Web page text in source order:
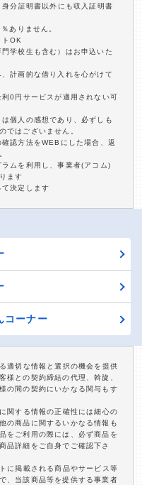
分証明書以外にも収入証明書
ありません。
トOK
学校生も含む）はお申込いた
計画的な借り入れを心がけて
0円サービスが適用されない可
個人の感想であり、必ずしも
ではございません。
認方法をWEBにした場合、返
ムを利用し、事業者(アコム)
ます
決定します
コーナー
適切な情報と選択の機会を提供
様との契約締結の代理、斡旋、
の間の契約にいかなる関与もす
関する情報の正確性には細心の
の商品に関するいかなる情報も
をご利用の際には、必ず商品を
品詳細をご自身でご確認下さ
に掲載される商品やサービス等
、当該商品等を提供する事業者